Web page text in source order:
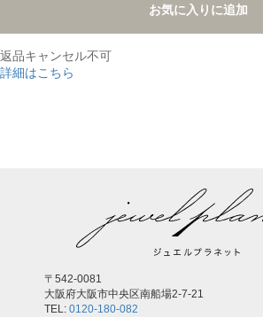
お気に入りに追加
返品キャンセル不可
詳細はこちら
〒542-0081
大阪府大阪市中央区南船場2-7-21
TEL: 0120-180-082